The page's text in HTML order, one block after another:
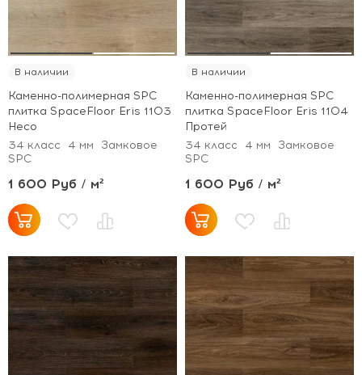
В наличии
Каменно-полимерная SPC
плитка SpaceFloor Eris 1103
Несо
34 класс
4 мм
Замковое
SPC
1 600 Руб / м²
В наличии
Каменно-полимерная SPC
плитка SpaceFloor Eris 1104
Протей
34 класс
4 мм
Замковое
SPC
1 600 Руб / м²